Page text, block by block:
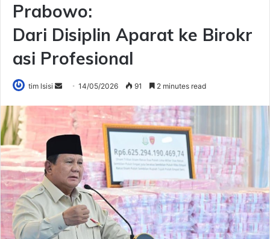
Prabowo:
Dari Disiplin Aparat ke Birokr
asi Profesional
tim lsisi
Send
email
14/05/2026 91 2 minutes read